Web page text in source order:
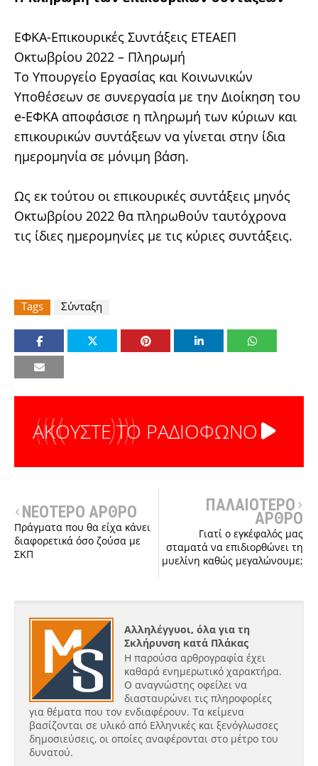
ΕΦΚΑ-Επικουρικές Συντάξεις ΕΤΕΑΕΠ
Οκτωβρίου 2022 – Πληρωμή
Το Υπουργείο Εργασίας και Κοινωνικών
Υποθέσεων σε συνεργασία με την Διοίκηση του
e-ΕΦΚΑ αποφάσισε η πληρωμή των κύριων και
επικουρικών συντάξεων να γίνεται στην ίδια
ημερομηνία σε μόνιμη βάση.
Ως εκ τούτου οι επικουρικές συντάξεις μηνός
Οκτωβρίου 2022 θα πληρωθούν ταυτόχρονα
τις ίδιες ημερομηνίες με τις κύριες συντάξεις.
Tags Σύνταξη
ΑΚΟΥΣΤΕ ΤΟ ΡΑΔΙΟΦΩΝΟ
ΝΕΟΤΕΡΟ ΑΡΘΡΟ
Πράγματα που θα είχα κάνει
διαφορετικά όσο ζούσα με
ΣΚΠ
ΠΑΛΑΙΟΤΕΡΟ
ΑΡΘΡΟ
Γιατί ο εγκέφαλός μας
σταματά να επιδιορθώνει τη
μυελίνη καθώς μεγαλώνουμε;
Αλληλέγγυοι, όλα για τη
Σκλήρυνση κατά Πλάκας
Η παρούσα αρθρογραφία έχει
καθαρά ενημερωτικό χαρακτήρα.
Ο αναγνώστης οφείλει να
διασταυρώνει τις πληροφορίες
για θέματα που τον ενδιαφέρουν. Τα κείμενα
βασίζονται σε υλικό από Ελληνικές και ξενόγλωσσες
δημοσιεύσεις, οι οποίες αναφέρονται στο μέτρο του
δυνατού.